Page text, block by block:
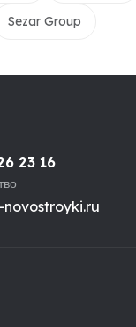
Sezar Group
23 16